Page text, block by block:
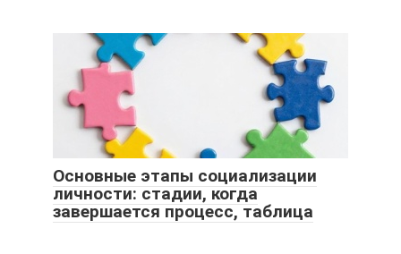
Основные этапы социализации
личности: стадии, когда
завершается процесс, таблица